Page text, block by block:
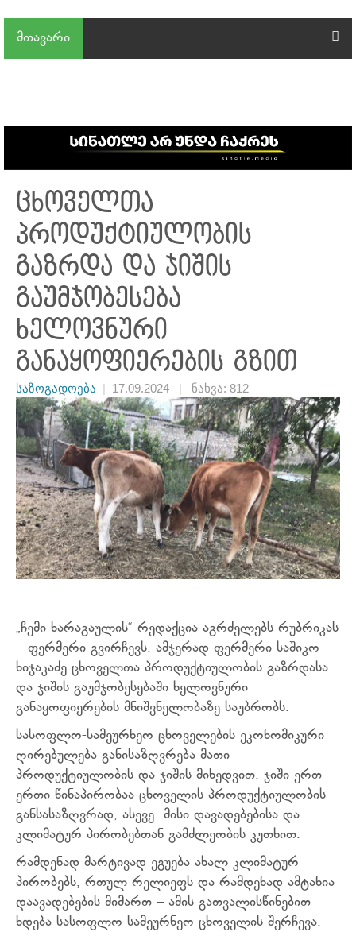
მთავარი
ცხოველთა
პროდუქტიულობის
გაზრდა და ჯიშის
გაუმჯობესება
ხელოვნური
განაყოფიერების გზით
საზოგადოება 17.09.2024 ნახვა: 812
„ჩემი ხარაგაულის“ რედაქცია აგრძელებს რუბრიკას
– ფერმერი გვირჩევს. ამჯერად ფერმერი საშიკო
ხიჯაკაძე ცხოველთა პროდუქტიულობის გაზრდასა
და ჯიშის გაუმჯობესებაში ხელოვნური
განაყოფიერების მნიშვნელობაზე საუბრობს.
სასოფლო-სამეურნეო ცხოველების ეკონომიკური
ღირებულება განისაზღვრება მათი
პროდუქტიულობის და ჯიშის მიხედვით. ჯიში ერთ-
ერთი წინაპირობაა ცხოველის პროდუქტიულობის
განსასაზღვრად, ასევე მისი დავადებებისა და
კლიმატურ პირობებთან გამძლეობის კუთხით.
რამდენად მარტივად ეგუება ახალ კლიმატურ
პირობებს, რთულ რელიეფს და რამდენად ამტანია
დაავადებების მიმართ – ამის გათვალისწინებით
ხდება სასოფლო-სამეურნეო ცხოველის შერჩევა.